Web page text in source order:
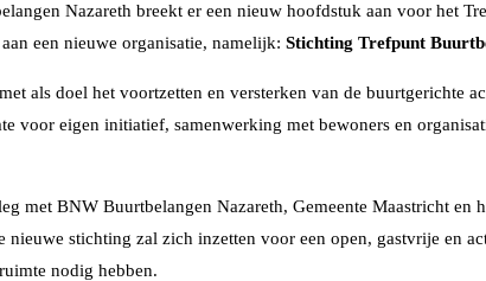
Nazareth breekt er een nieuw hoofdstuk aan voor het
een nieuwe organisatie, namelijk: Stichting Trefpunt
als doel het voortzetten en versterken van de buurtgerichte
voor eigen initiatief, samenwerking met bewoners en
met BNW Buurtbelangen Nazareth, Gemeente Maastricht en
stichting zal zich inzetten voor een open, gastvrije en
nodig hebben.